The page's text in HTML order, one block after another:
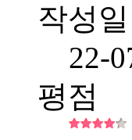
작성일
22-
평점